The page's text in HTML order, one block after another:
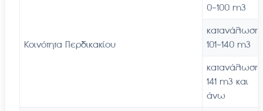
Κοινότητα Περδικακίου
0-100 m3
κατανάλωση
101-140 m3
κατανάλωση
141 m3 και
άνω